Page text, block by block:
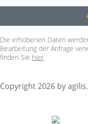
Die erhobenen Daten
Bearbeitung der Anfrage
finden Sie hier.
Copyright 2026 by